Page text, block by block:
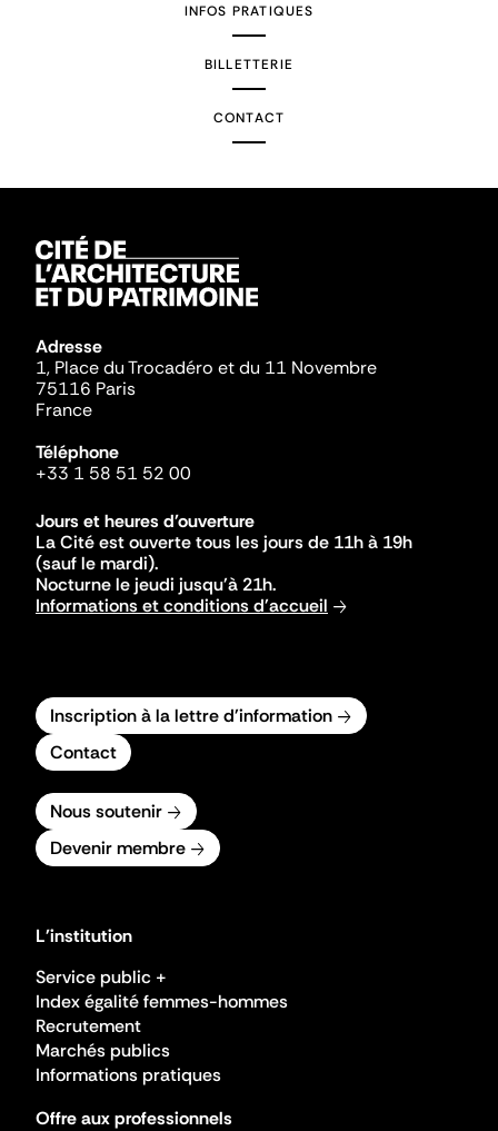
INFOS PRATIQUES
BILLETTERIE
CONTACT
Adresse
1, Place du Trocadéro et du 11 Novembre
75116 Paris
France
Téléphone
+33 1 58 51 52 00
Jours et heures d'ouverture
La Cité est ouverte tous les jours de 11h à 19h
(sauf le mardi).
Nocturne le jeudi jusqu'à 21h.
Informations et conditions d'accueil
Inscription à la lettre d'information
Contact
Nous soutenir
Devenir membre
L'institution
Service public +
Index égalité femmes-hommes
Recrutement
Marchés publics
Informations pratiques
Offre aux professionnels